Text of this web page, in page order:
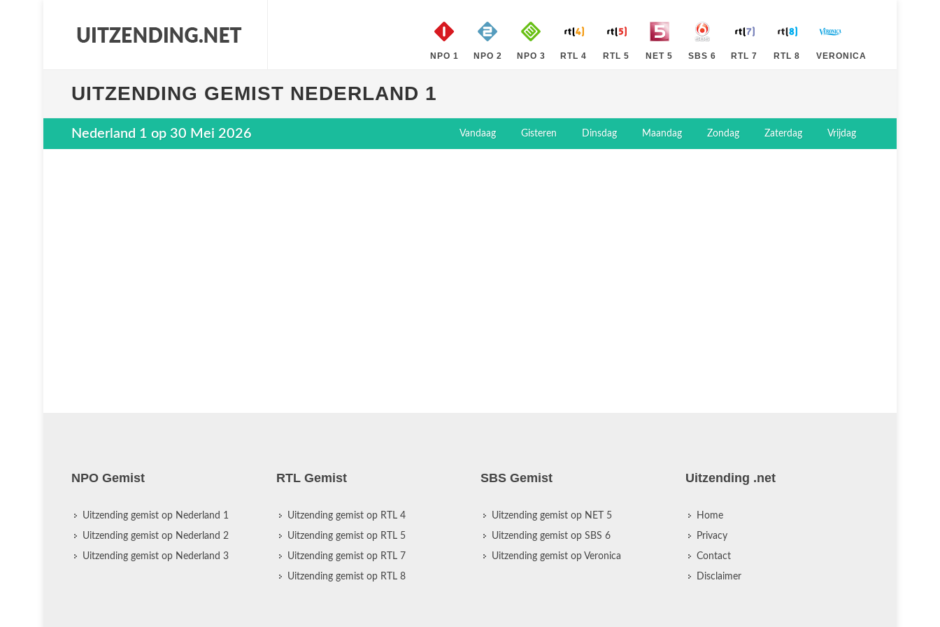
NPO 1 NPO 2 NPO 3 RTL 4 RTL 5 NET 5 SBS 6 RTL 7 RTL 8 VERONICA
UITZENDING GEMIST NEDERLAND 1
Nederland 1 op 30 Mei 2026 Vandaag Gisteren Dinsdag Maandag Zondag Zaterdag Vrijdag
NPO Gemist
Uitzending gemist op Nederland 1
Uitzending gemist op Nederland 2
Uitzending gemist op Nederland 3
RTL Gemist
Uitzending gemist op RTL 4
Uitzending gemist op RTL 5
Uitzending gemist op RTL 7
Uitzending gemist op RTL 8
SBS Gemist
Uitzending gemist op NET 5
Uitzending gemist op SBS 6
Uitzending gemist op Veronica
Uitzending .net
Home
Privacy
Contact
Disclaimer